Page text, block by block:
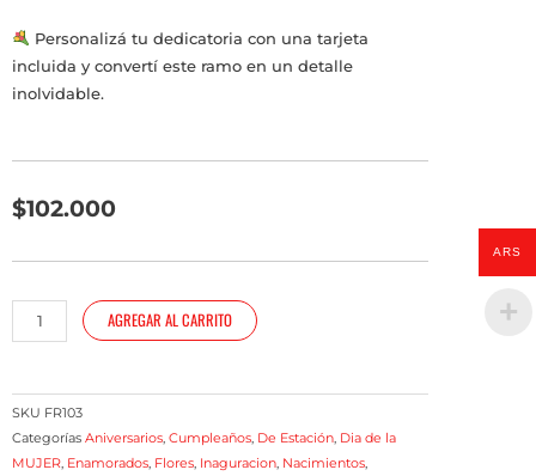
Personalizá tu dedicatoria con una tarjeta
incluida y convertí este ramo en un detalle
inolvidable.
$102.000
Ramo
a
elección
según
AGREGAR AL CARRITO
SKU FR103
Categorías Aniversarios, Cumpleaños, De Estación, Dia de la
MUJER, Enamorados, Flores, Inaguracion, Nacimientos,
ARS